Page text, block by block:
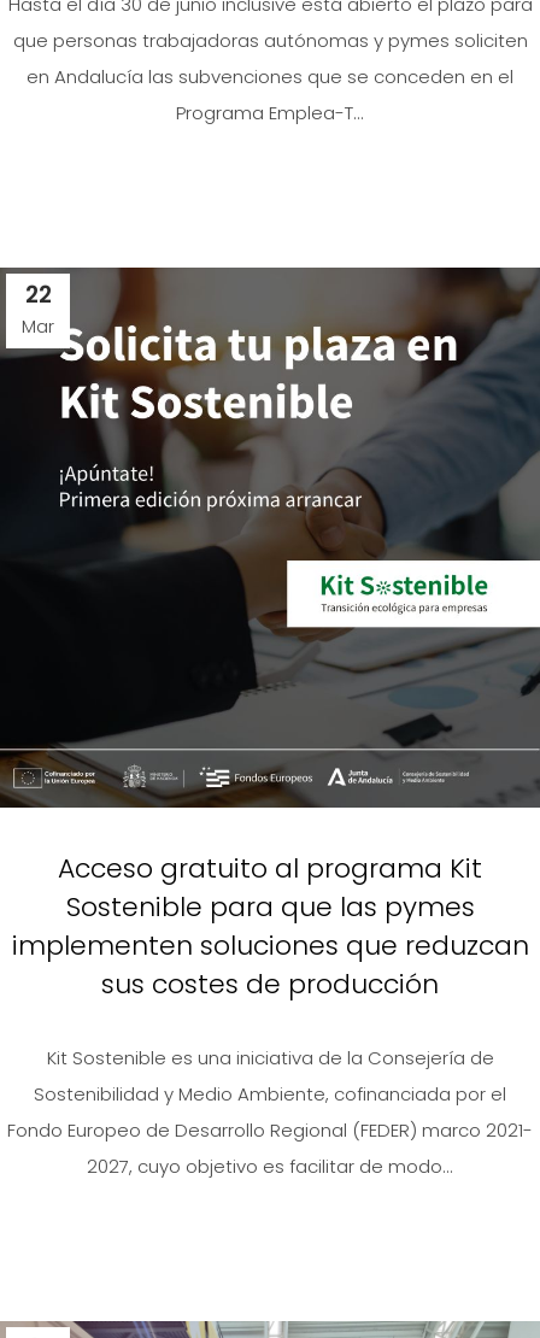
que personas trabajadoras autónomas y pymes soliciten
en Andalucía las subvenciones que se conceden en el
Programa Emplea-T...
22
Mar
Acceso gratuito al programa Kit
Sostenible para que las pymes
implementen soluciones que reduzcan
sus costes de producción
Kit Sostenible es una iniciativa de la Consejería de
Sostenibilidad y Medio Ambiente, cofinanciada por el
Fondo Europeo de Desarrollo Regional (FEDER) marco 2021-
2027, cuyo objetivo es facilitar de modo...